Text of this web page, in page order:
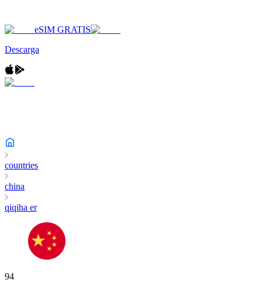
eSIM GRATIS
Descarga
countries
china
qiqiha er
94